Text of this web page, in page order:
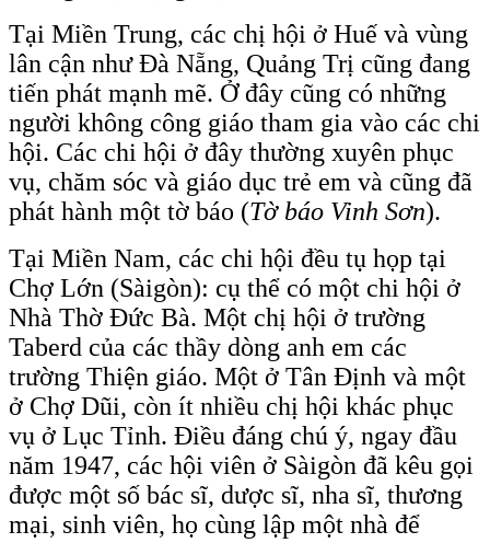
Tại Miền Trung, các chị hội ở Huế và vùng
lân cận như Đà Nẵng, Quảng Trị cũng đang
tiến phát mạnh mẽ. Ở đây cũng có những
người không công giáo tham gia vào các chi
hội. Các chi hội ở đây thường xuyên phục
vụ, chăm sóc và giáo dục trẻ em và cũng đã
phát hành một tờ báo (Tờ báo Vinh Sơn).
Tại Miền Nam, các chi hội đều tụ họp tại
Chợ Lớn (Sàigòn): cụ thể có một chi hội ở
Nhà Thờ Đức Bà. Một chị hội ở trường
Taberd của các thầy dòng anh em các
trường Thiện giáo. Một ở Tân Định và một
ở Chợ Dũi, còn ít nhiều chị hội khác phục
vụ ở Lục Tỉnh. Điều đáng chú ý, ngay đầu
năm 1947, các hội viên ở Sàigòn đã kêu gọi
được một số bác sĩ, dược sĩ, nha sĩ, thương
mại, sinh viên, họ cùng lập một nhà để